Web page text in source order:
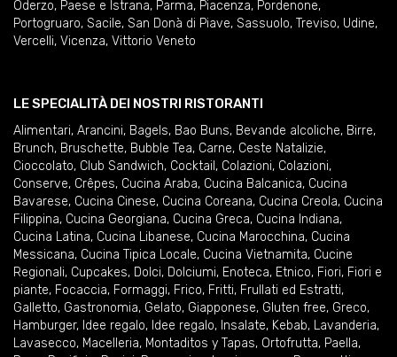
Oderzo, Paese e Istrana, Parma, Piacenza, Pordenone,
Portogruaro, Sacile, San Donà di Piave, Sassuolo, Treviso, Udine,
Vercelli, Vicenza, Vittorio Veneto
LE SPECIALITÀ DEI NOSTRI RISTORANTI
Alimentari, Arancini, Bagels, Bao Buns, Bevande alcoliche, Birre,
Brunch, Bruschette, Bubble Tea, Carne, Ceste Natalizie,
Cioccolato, Club Sandwich, Cocktail , Colazioni, Colazioni,
Conserve, Crêpes, Cucina Araba, Cucina Balcanica, Cucina
Bavarese, Cucina Cinese, Cucina Coreana, Cucina Creola, Cucina
Filippina, Cucina Georgiana, Cucina Greca, Cucina Indiana,
Cucina Latina, Cucina Libanese, Cucina Marocchina, Cucina
Messicana, Cucina Tipica Locale, Cucina Vietnamita, Cucine
Regionali, Cupcakes, Dolci, Dolciumi, Enoteca, Etnico, Fiori, Fiori e
piante, Focaccia, Formaggi, Frico, Fritti, Frullati ed Estratti,
Galletto, Gastronomia, Gelato, Giapponese, Gluten free, Greco,
Hamburger, Idee regalo, Idee regalo, Insalate, Kebab, Lavanderia,
Lavasecco, Macelleria, Montaditos y Tapas, Ortofrutta, Paella,